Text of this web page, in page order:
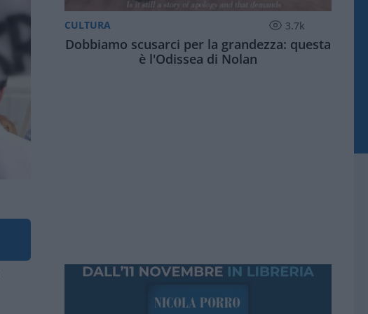
CULTURA 3.7k
Dobbiamo scusarci per la grandezza: questa
è l'Odissea di Nolan